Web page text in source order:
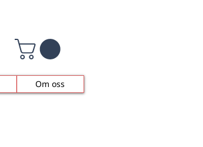
Om oss